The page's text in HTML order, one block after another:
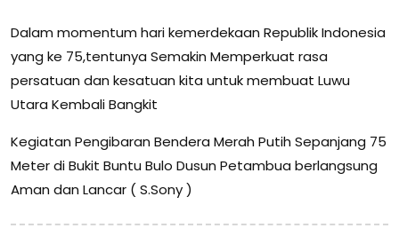
Dalam momentum hari kemerdekaan Republik Indonesia
yang ke 75,tentunya Semakin Memperkuat rasa
persatuan dan kesatuan kita untuk membuat Luwu
Utara Kembali Bangkit
Kegiatan Pengibaran Bendera Merah Putih Sepanjang 75
Meter di Bukit Buntu Bulo Dusun Petambua berlangsung
Aman dan Lancar ( S.Sony )